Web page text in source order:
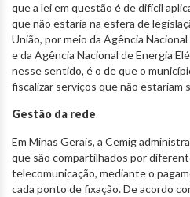
que a lei em questão é de difícil
que não estaria na esfera de
União, por meio da Agência
e da Agência Nacional de Energia
nesse sentido, é o de que o
fiscalizar serviços que não estariam
Gestão da rede
Em Minas Gerais, a Cemig
que são compartilhados por
telecomunicação, mediante o
cada ponto de fixação. De acordo